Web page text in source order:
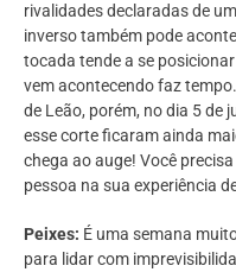
rivalidades declaradas de
inverso também pode
tocada tende a se
vem acontecendo faz
de Leão, porém, no dia 5 de
esse corte ficaram ainda
chega ao auge! Você
pessoa na sua experiência
Peixes: É uma semana
para lidar com